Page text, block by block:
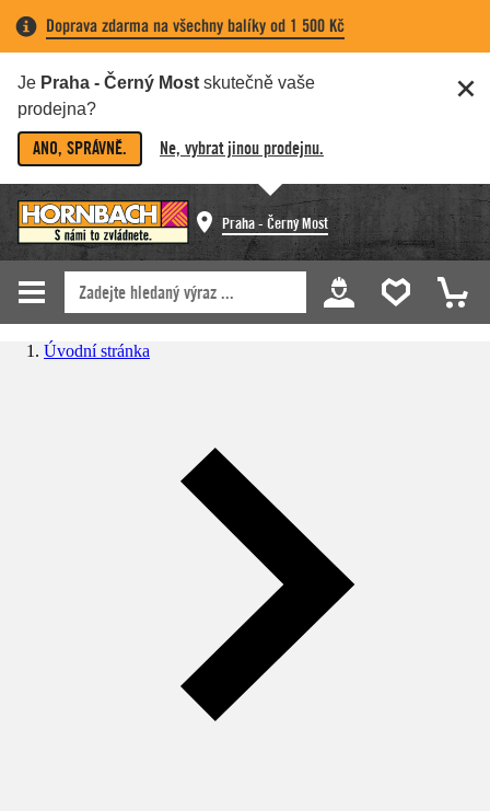
Doprava zdarma na všechny balíky od 1 500 Kč
Je Praha - Černý Most skutečně vaše
prodejna?
ANO, SPRÁVNĚ. Ne, vybrat jinou prodejnu.
Praha - Černý Most
Úvodní stránka